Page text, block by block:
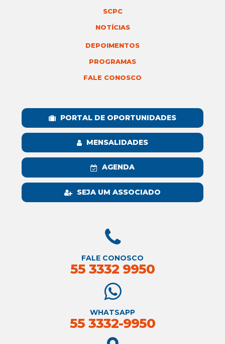
SCPC
NOTÍCIAS
DEPOIMENTOS
PROGRAMAS
FALE CONOSCO
PORTAL DE OPORTUNIDADES
MENSALIDADES
AGENDA
SEJA UM ASSOCIADO
FALE CONOSCO
55 3332 9950
WHATSAPP
55 3332-9950